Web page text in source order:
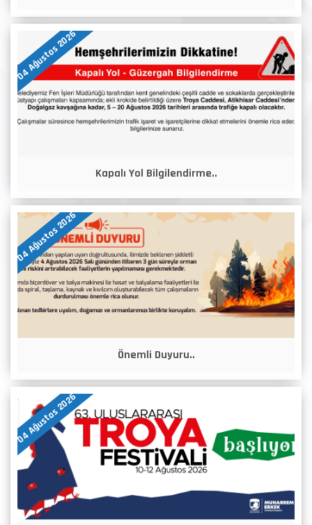
04 Ağustos 2026
Kapalı Yol Bilgilendirme..
04 Ağustos 2026
Önemli Duyuru..
04 Ağustos 2026